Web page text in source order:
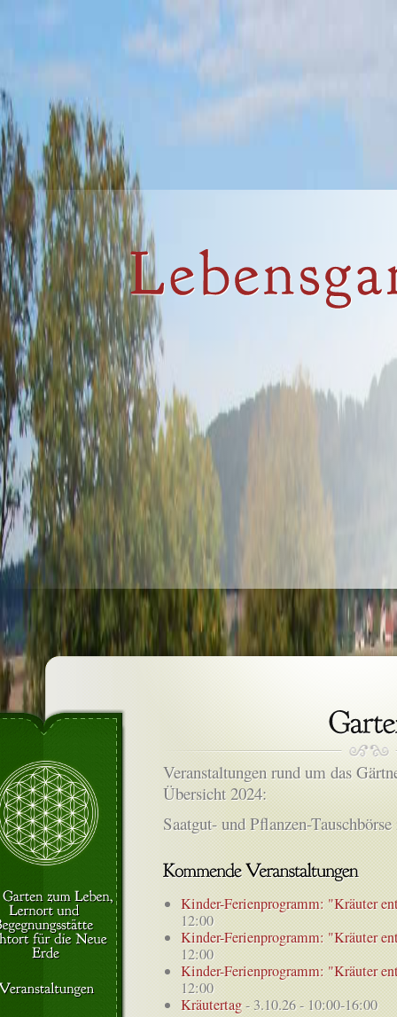
Veranstaltungen rund um das
Übersicht 2024:
Saatgut- und Pflanzen-
Kinder-Ferienprogramm: "Kräuter
12:00
Kinder-Ferienprogramm: "Kräuter
12:00
Kinder-Ferienprogramm: "Kräuter
12:00
Kräutertag- 3.10.26 - 10:00-16:00